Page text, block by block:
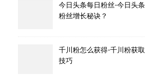
今日头条每日粉丝-今日头条
粉丝增长秘诀？
千川粉怎么获得-千川粉获取
技巧